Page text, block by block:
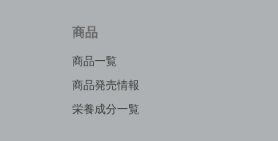
商品
商品一覧
商品発売情報
栄養成分一覧